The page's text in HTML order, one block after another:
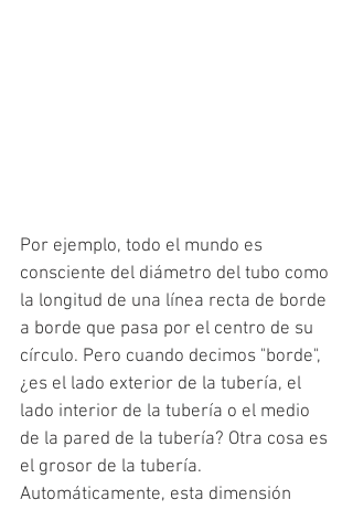
Por ejemplo, todo el mundo es
consciente del diámetro del tubo como
la longitud de una línea recta de borde
a borde que pasa por el centro de su
círculo. Pero cuando decimos "borde",
¿es el lado exterior de la tubería, el
lado interior de la tubería o el medio
de la pared de la tubería? Otra cosa es
el grosor de la tubería.
Automáticamente, esta dimensión